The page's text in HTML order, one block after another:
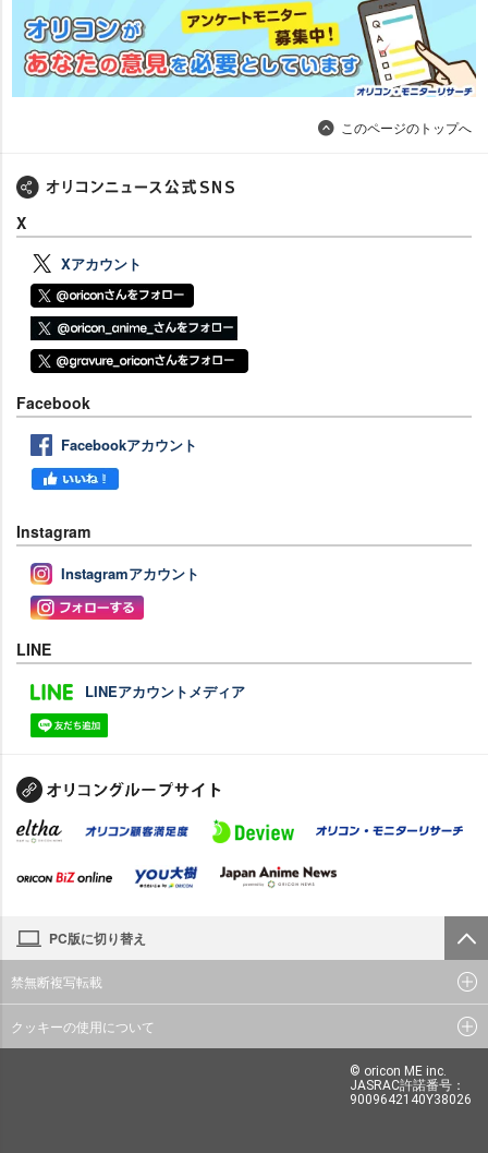
このページのトップへ
X
Xアカウント
Facebook
Facebookアカウント
Instagram
Instagramアカウント
LINE
LINEアカウントメディア
PC版に切り替え
禁無断複写転載
クッキーの使用について
© oricon ME inc.
JASRAC許諾番号：
9009642140Y38026